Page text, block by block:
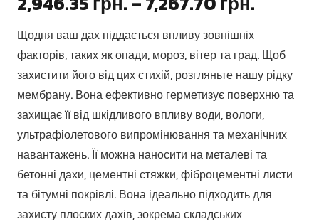
до
Щодня ваш дах піддається впливу зовнішніх
факторів, таких як опади, мороз, вітер та град. Щоб
захистити його від цих стихій, розгляньте нашу рідку
мембрану. Вона ефективно герметизує поверхню та
захищає її від шкідливого впливу води, вологи,
ультрафіолетового випромінювання та механічних
навантажень. Її можна наносити на металеві та
бетонні дахи, цементні стяжки, фіброцементні листи
та бітумні покрівлі. Вона ідеально підходить для
захисту плоских дахів, зокрема складських